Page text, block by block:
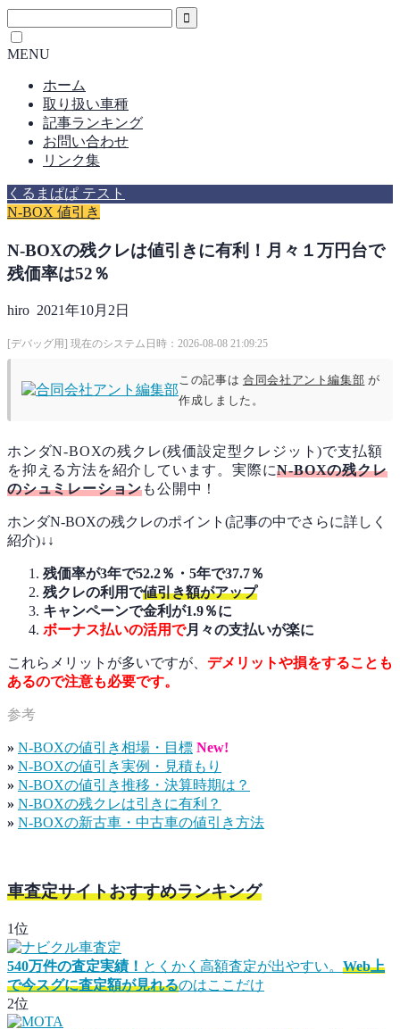
MENU
ホーム
取り扱い車種
記事ランキング
お問い合わせ
リンク集
くるまぱぱ テスト
N-BOX 値引き
N-BOXの残クレは値引きに有利！月々１万円台で
残価率は52％
hiro 2021年10月2日
[デバッグ用] 現在のシステム日時：2026-08-08 21:09:25
この記事は 合同会社アント編集部 が
作成しました。
ホンダN-BOXの残クレ(残価設定型クレジット)で支払額
を抑える方法を紹介しています。実際にN-BOXの残クレ
のシュミレーションも公開中！
ホンダN-BOXの残クレのポイント(記事の中でさらに詳しく
紹介)↓↓
残価率が3年で52.2％・5年で37.7％
残クレの利用で値引き額がアップ
キャンペーンで金利が1.9％に
ボーナス払いの活用で月々の支払いが楽に
これらメリットが多いですが、 デメリットや損をすることも
あるので注意も必要です。
» N-BOXの値引き相場・目標 New!
» N-BOXの値引き実例・見積もり
» N-BOXの値引き推移・決算時期は？
» N-BOXの残クレは引きに有利？
» N-BOXの新古車・中古車の値引き方法
車査定サイトおすすめランキング
1位
540万件の査定実績！ とくかく高額査定が出やすい。 Web上
で今スグに査定額が見れるのはここだけ
2位